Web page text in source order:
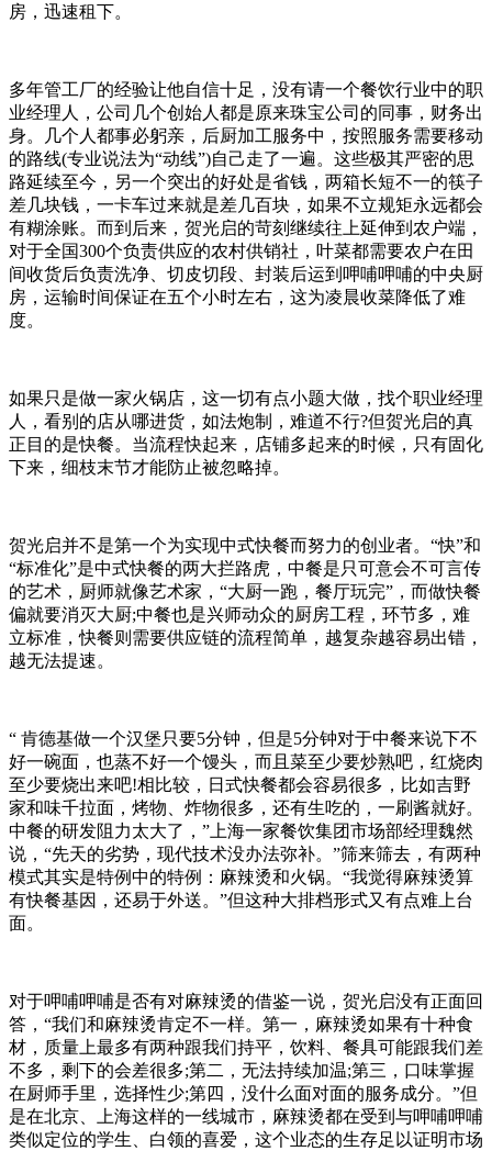
房，迅速租下。
多年管工厂的经验让他自信十足，没有请一个餐饮行业中的职
业经理人，公司几个创始人都是原来珠宝公司的同事，财务出
身。几个人都事必躬亲，后厨加工服务中，按照服务需要移动
的路线(专业说法为“动线”)自己走了一遍。这些极其严密的思
路延续至今，另一个突出的好处是省钱，两箱长短不一的筷子
差几块钱，一卡车过来就是差几百块，如果不立规矩永远都会
有糊涂账。而到后来，贺光启的苛刻继续往上延伸到农户端，
对于全国300个负责供应的农村供销社，叶菜都需要农户在田
间收货后负责洗净、切皮切段、封装后运到呷哺呷哺的中央厨
房，运输时间保证在五个小时左右，这为凌晨收菜降低了难
度。
如果只是做一家火锅店，这一切有点小题大做，找个职业经理
人，看别的店从哪进货，如法炮制，难道不行?但贺光启的真
正目的是快餐。当流程快起来，店铺多起来的时候，只有固化
下来，细枝末节才能防止被忽略掉。
贺光启并不是第一个为实现中式快餐而努力的创业者。“快”和
“标准化”是中式快餐的两大拦路虎，中餐是只可意会不可言传
的艺术，厨师就像艺术家，“大厨一跑，餐厅玩完”，而做快餐
偏就要消灭大厨;中餐也是兴师动众的厨房工程，环节多，难
立标准，快餐则需要供应链的流程简单，越复杂越容易出错，
越无法提速。
“ 肯德基做一个汉堡只要5分钟，但是5分钟对于中餐来说下不
好一碗面，也蒸不好一个馒头，而且菜至少要炒熟吧，红烧肉
至少要烧出来吧!相比较，日式快餐都会容易很多，比如吉野
家和味千拉面，烤物、炸物很多，还有生吃的，一刷酱就好。
中餐的研发阻力太大了，”上海一家餐饮集团市场部经理魏然
说，“先天的劣势，现代技术没办法弥补。”筛来筛去，有两种
模式其实是特例中的特例：麻辣烫和火锅。“我觉得麻辣烫算
有快餐基因，还易于外送。”但这种大排档形式又有点难上台
面。
对于呷哺呷哺是否有对麻辣烫的借鉴一说，贺光启没有正面回
答，“我们和麻辣烫肯定不一样。第一，麻辣烫如果有十种食
材，质量上最多有两种跟我们持平，饮料、餐具可能跟我们差
不多，剩下的会差很多;第二，无法持续加温;第三，口味掌握
在厨师手里，选择性少;第四，没什么面对面的服务成分。”但
是在北京、上海这样的一线城市，麻辣烫都在受到与呷哺呷哺
类似定位的学生、白领的喜爱，这个业态的生存足以证明市场